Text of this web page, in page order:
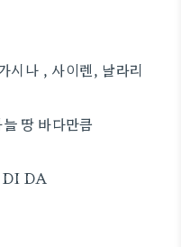
시나 , 사이렌, 날라리
땅 바다만큼
DI DA